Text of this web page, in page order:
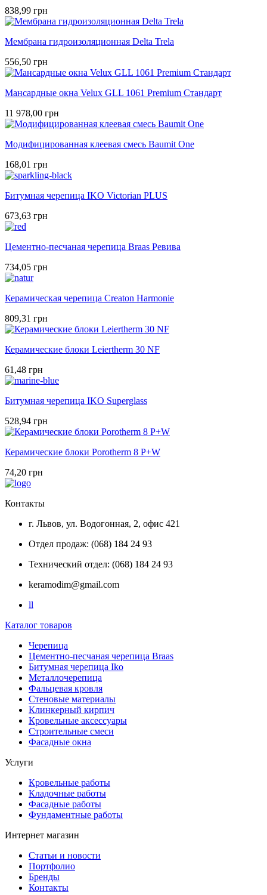
838,99 грн
Мембрана гидроизоляционная Delta Trela
556,50 грн
Мансардные окна Velux GLL 1061 Premium Стандарт
11 978,00 грн
Модифицированная клеевая смесь Baumit One
168,01 грн
Битумная черепица IKO Victorian PLUS
673,63 грн
Цементно-песчаная черепица Braas Ревива
734,05 грн
Керамическая черепица Creaton Harmonie
809,31 грн
Керамические блоки Leiertherm 30 NF
61,48 грн
Битумная черепица IKO Superglass
528,94 грн
Керамические блоки Porotherm 8 P+W
74,20 грн
Контакты
г. Львов, ул. Водогонная, 2, офис 421
Отдел продаж: (068) 184 24 93
Технический отдел: (068) 184 24 93
keramodim@gmail.com
ll
Каталог товаров
Черепица
Цементно-песчаная черепица Braas
Битумная черепица Iko
Металлочерепица
Фальцевая кровля
Стеновые материалы
Клинкерный кирпич
Кровельные аксессуары
Строительные смеси
Фасадные окна
Услуги
Кровельные работы
Кладочные работы
Фасадные работы
Фундаментные работы
Интернет магазин
Статьи и новости
Портфолио
Бренды
Контакты